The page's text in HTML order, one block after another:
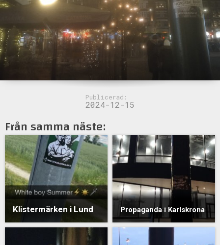
Publicerad:
2024-12-15
Från samma näste:
Klistermärken i Lund Propaganda i Karlskrona